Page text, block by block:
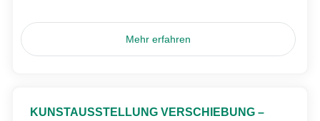
Mehr erfahren
KUNSTAUSSTELLUNG VERSCHIEBUNG –